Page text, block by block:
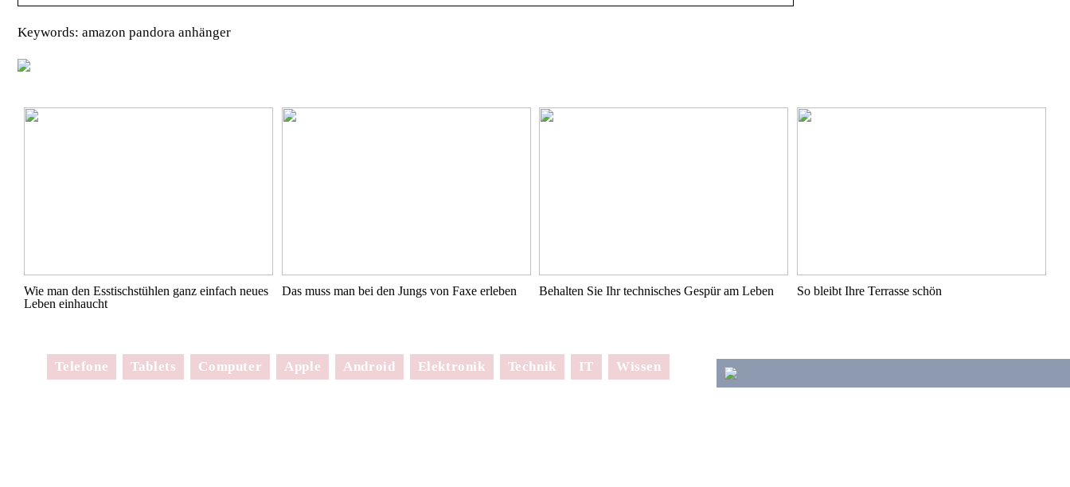
Keywords: amazon pandora anhänger
Wie man den Esstischstühlen ganz einfach neues
Leben einhaucht
Das muss man bei den Jungs von Faxe erleben Behalten Sie Ihr technisches Gespür am Leben So bleibt Ihre Terrasse schön
Telefone Tablets Computer Apple Android Elektronik Technik IT Wissen